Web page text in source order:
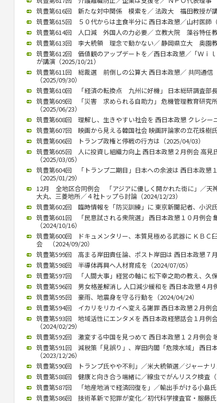
筑豊第616回 新たな対中関係 模索を／ 法政大 福田教授が
筑豊第615回 ５０代からは主食半分に 西日本政懇／山村医師
筑豊第614回 人口減 外国人の力必要／ 立教大院 藻谷特任
筑豊第613回 李大統領 理念で動かない／ 静岡県立大 奥園
筑豊第612回 価値観のアップデートを／西日本政懇／「Ｗ
が講演（2025/10/21）
筑豊第611回 総裁選 前倒しの公算大 西日本政懇／ 共同通
（2025/09/30）
筑豊第610回 「経済の転換点 九州に好機」 日本総研調査部
筑豊第609回 「災害 求められる自助力」 危機管理教育研究
（2025/06/23）
筑豊第608回 理解し、生きやすい社会を 西日本政懇 クレシー
筑豊第607回 映画から見える韓国社会 映画評論家の立花珠樹
筑豊第606回 トランプ政権と停戦の行方は（2025/04/03）
筑豊第605回 人に投資し組織力向上 西日本政懇２月例会 高見
（2025/03/05）
筑豊第604回 「トランプ二期目」日本への余波は 西日本政懇
（2025/01/29）
12月 全地区合同例会 「アジアに優しく開かれた街に」／天
大丸、三菱地所／４社トップら討論（2024/12/23）
筑豊第602回 臨時情報を「防災訓練」に 東京新聞記者、小沢
筑豊第601回 「民意試される衆院選」 西日本政懇１０月例会
（2024/10/16）
筑豊第600回 ドキュメンタリー、本質見極める武器に ＫＢＣ
会 （2024/09/20）
筑豊第599回 高まる岸田責任論、ポスト岸田は 西日本政懇７
筑豊第598回 半導体再興へ人材育成を（2024/07/05）
筑豊第597回 「人間大事」経営の軸に 松下幸之助の教え、久
筑豊第596回 男女格差解消し 人口減少緩和を 西日本政懇４月
筑豊第595回 豪雨、地震身を守る行動を（2024/04/24）
筑豊第594回 イカリをリカイへ変える謝罪 西日本政懇２月例
筑豊第593回 地域活性にエンタメを 西日本政経懇話会１月例
（2024/02/29）
筑豊第592回 激変する中国を見つめて 西日本政懇１２月例会
筑豊第591回 減税策「見誤り」、岸田内閣「危険水域」 西日
（2023/12/26）
筑豊第590回 トランプ氏やや不利」／米大統領選／ジャーナ
筑豊第588回 健康と向き合う端緒に／線虫でがんリスク検査
筑豊第587回 「地産地消で経済回復を」／輸出手がける小島
筑豊第586回 技術革新で犯罪が変化／初代科学捜査官・服藤